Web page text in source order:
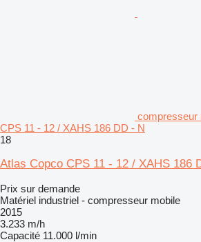
compresseur
CPS 11 - 12 / XAHS 186 DD - N
18
Atlas Copco CPS 11 - 12 / XAHS 186
Prix sur demande
Matériel industriel - compresseur mobile
2015
3.233 m/h
Capacité 11.000 l/min